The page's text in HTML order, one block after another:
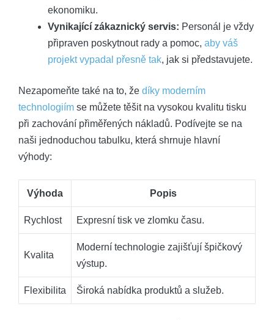
ekonomiku.
Vynikající zákaznický servis: Personál je vždy
připraven poskytnout rady a pomoc, aby váš
projekt vypadal přesně tak, jak si představujete.
Nezapomeňte také na to, že díky moderním
technologiím se můžete těšit na vysokou kvalitu tisku
při zachování přiměřených nákladů. Podívejte se na
naši jednoduchou tabulku, která shrnuje hlavní
výhody:
Výhoda Popis
Rychlost Expresní tisk ve zlomku času.
Kvalita
Moderní technologie zajišťují špičkový
výstup.
Flexibilita Široká nabídka produktů a služeb.